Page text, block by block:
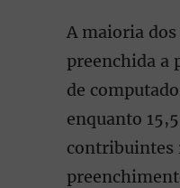
A maioria
preenchida a
de
enquanto
contribuintes